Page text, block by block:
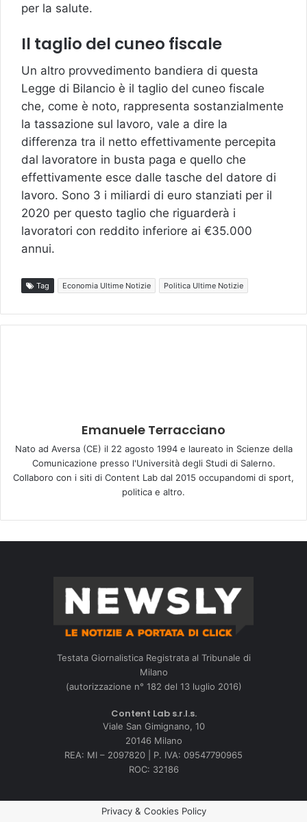
per la salute.
Il taglio del cuneo fiscale
Un altro provvedimento bandiera di questa
Legge di Bilancio è il taglio del cuneo fiscale
che, come è noto, rappresenta sostanzialmente
la tassazione sul lavoro, vale a dire la
differenza tra il netto effettivamente percepita
dal lavoratore in busta paga e quello che
effettivamente esce dalle tasche del datore di
lavoro. Sono 3 i miliardi di euro stanziati per il
2020 per questo taglio che riguarderà i
lavoratori con reddito inferiore ai €35.000
annui.
Tag Economia Ultime Notizie Politica Ultime Notizie
Emanuele Terracciano
Nato ad Aversa (CE) il 22 agosto 1994 e laureato in Scienze della
Comunicazione presso l'Università degli Studi di Salerno.
Collaboro con i siti di Content Lab dal 2015 occupandomi di sport,
politica e altro.
Testata Giornalistica Registrata al Tribunale di
Milano
(autorizzazione n° 182 del 13 luglio 2016)
Content Lab s.r.l.s.
Viale San Gimignano, 10
20146 Milano
REA: MI – 2097820 | P. IVA: 09547790965
ROC: 32186
Privacy & Cookies Policy